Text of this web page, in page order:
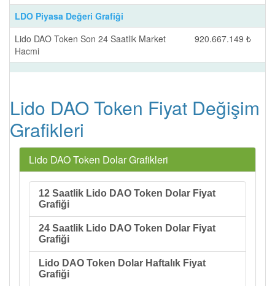
LDO Piyasa Değeri Grafiği
Lido DAO Token Son 24 Saatlik Market
Hacmi
920.667.149 ₺
Lido DAO Token Fiyat Değişim
Grafikleri
Lido DAO Token Dolar Grafikleri
12 Saatlik Lido DAO Token Dolar Fiyat
Grafiği
24 Saatlik Lido DAO Token Dolar Fiyat
Grafiği
Lido DAO Token Dolar Haftalık Fiyat
Grafiği